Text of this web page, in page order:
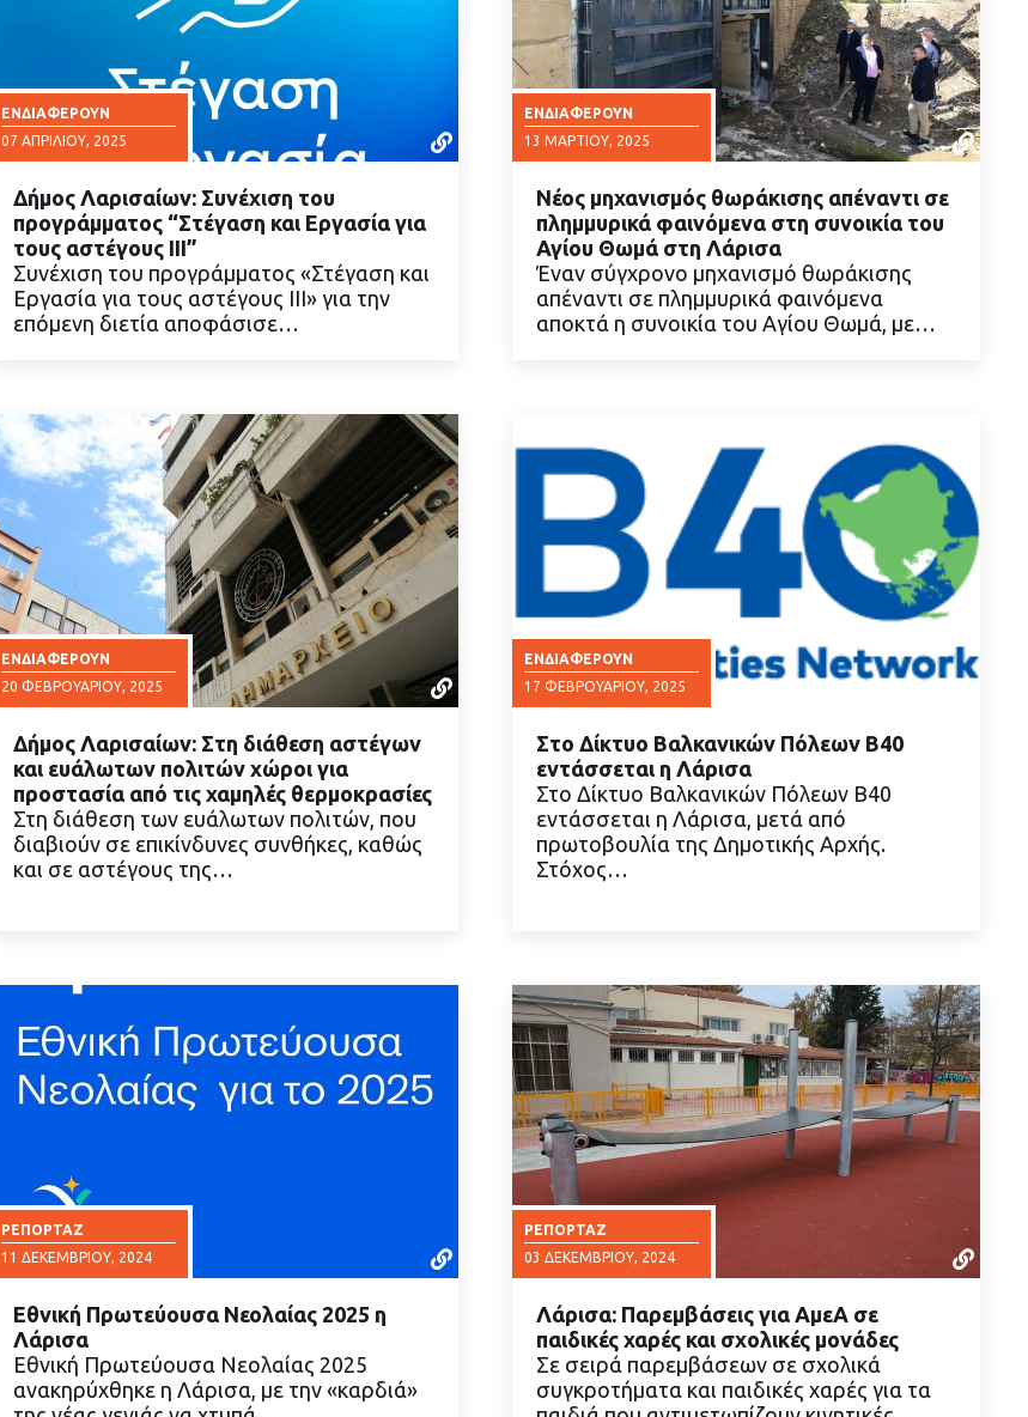
ΕΝΔΙΑΦΈΡΟΥΝ
07 ΑΠΡΙΛΊΟΥ, 2025
ΔΙΑΒΑΣΤΕ ΠΕΡΙΣΣΟΤΕΡΑ
Δήμος Λαρισαίων: Συνέχιση του
προγράμματος “Στέγαση και Εργασία για
τους αστέγους ΙΙΙ”
Συνέχιση του προγράμματος «Στέγαση και
Εργασία για τους αστέγους ΙΙΙ» για την
επόμενη διετία αποφάσισε…
ΕΝΔΙΑΦΈΡΟΥΝ
13 ΜΑΡΤΊΟΥ, 2025
ΔΙΑΒΑΣΤΕ ΠΕΡΙΣΣΟΤΕΡΑ
Νέος μηχανισμός θωράκισης απέναντι σε
πλημμυρικά φαινόμενα στη συνοικία του
Αγίου Θωμά στη Λάρισα
Έναν σύγχρονο μηχανισμό θωράκισης
απέναντι σε πλημμυρικά φαινόμενα
αποκτά η συνοικία του Αγίου Θωμά, με…
ΕΝΔΙΑΦΈΡΟΥΝ
20 ΦΕΒΡΟΥΑΡΊΟΥ, 2025
ΔΙΑΒΑΣΤΕ ΠΕΡΙΣΣΟΤΕΡΑ
Δήμος Λαρισαίων: Στη διάθεση αστέγων
και ευάλωτων πολιτών χώροι για
προστασία από τις χαμηλές θερμοκρασίες
Στη διάθεση των ευάλωτων πολιτών, που
διαβιούν σε επικίνδυνες συνθήκες, καθώς
και σε αστέγους της…
ΕΝΔΙΑΦΈΡΟΥΝ
17 ΦΕΒΡΟΥΑΡΊΟΥ, 2025
ΔΙΑΒΑΣΤΕ ΠΕΡΙΣΣΟΤΕΡΑ
Στο Δίκτυο Βαλκανικών Πόλεων B40
εντάσσεται η Λάρισα
Στο Δίκτυο Βαλκανικών Πόλεων B40
εντάσσεται η Λάρισα, μετά από
πρωτοβουλία της Δημοτικής Αρχής.
Στόχος…
ΡΕΠΟΡΤΆΖ
11 ΔΕΚΕΜΒΡΊΟΥ, 2024
Εθνική Πρωτεύουσα Νεολαίας 2025 η
Λάρισα
Εθνική Πρωτεύουσα Νεολαίας 2025
ανακηρύχθηκε η Λάρισα, με την «καρδιά»
ΡΕΠΟΡΤΆΖ
03 ΔΕΚΕΜΒΡΊΟΥ, 2024
Λάρισα: Παρεμβάσεις για ΑμεΑ σε
παιδικές χαρές και σχολικές μονάδες
Σε σειρά παρεμβάσεων σε σχολικά
συγκροτήματα και παιδικές χαρές για τα